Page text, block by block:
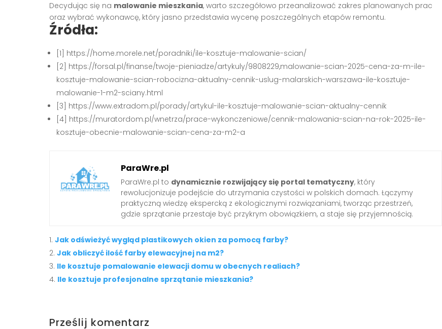
Decydując się na malowanie mieszkania, warto szczegółowo przeanalizować zakres planowanych prac
oraz wybrać wykonawcę, który jasno przedstawia wycenę poszczególnych etapów remontu.
Źródła:
[1] https://home.morele.net/poradniki/ile-kosztuje-malowanie-scian/
[2] https://forsal.pl/finanse/twoje-pieniadze/artykuly/9808229,malowanie-scian-2025-cena-za-m-ile-
kosztuje-malowanie-scian-robocizna-aktualny-cennik-uslug-malarskich-warszawa-ile-kosztuje-
malowanie-1-m2-sciany.html
[3] https://www.extradom.pl/porady/artykul-ile-kosztuje-malowanie-scian-aktualny-cennik
[4] https://muratordom.pl/wnetrza/prace-wykonczeniowe/cennik-malowania-scian-na-rok-2025-ile-
kosztuje-obecnie-malowanie-scian-cena-za-m2-a
ParaWre.pl
ParaWre.pl to dynamicznie rozwijający się portal tematyczny, który
rewolucjonizuje podejście do utrzymania czystości w polskich domach. Łączymy
praktyczną wiedzę ekspercką z ekologicznymi rozwiązaniami, tworząc przestrzeń,
gdzie sprzątanie przestaje być przykrym obowiązkiem, a staje się przyjemnością.
Jak odświeżyć wygląd plastikowych okien za pomocą farby?
Jak obliczyć ilość farby elewacyjnej na m2?
Ile kosztuje pomalowanie elewacji domu w obecnych realiach?
Ile kosztuje profesjonalne sprzątanie mieszkania?
Prześlij komentarz